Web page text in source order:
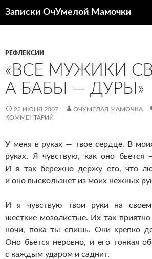
Записки ОчУмелой Мамочки
РЕФЛЕКСИИ
«ВСЕ МУЖИКИ
А БАБЫ — ДУРЫ»
23 ИЮНЯ 2007 ОЧУМЕЛАЯ МАМОЧКА
КОММЕНТАРИЙ
У меня в руках — твое сердце. В
руках. Я чувствую, как оно бьется
И я так бережно держу его, что
и оно выскользнет из моих нежных
И я чувствую твои руки на
жесткие мозолистые. Их так приятно
ночи, пока ты спишь. Они крепко
Оно бьется неровно, и его тонкая
с каждым ударом и саднит.